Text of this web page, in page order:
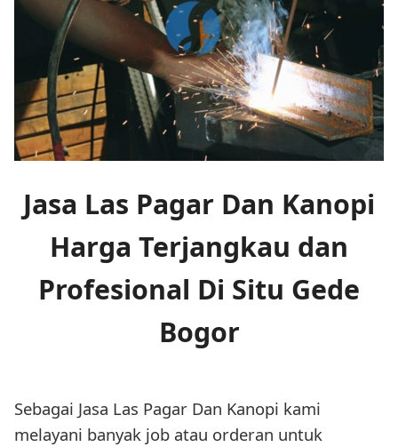
Jasa Las Pagar Dan Kanopi
Harga Terjangkau dan
Profesional Di Situ Gede
Bogor
Sebagai Jasa Las Pagar Dan Kanopi kami
melayani banyak job atau orderan untuk